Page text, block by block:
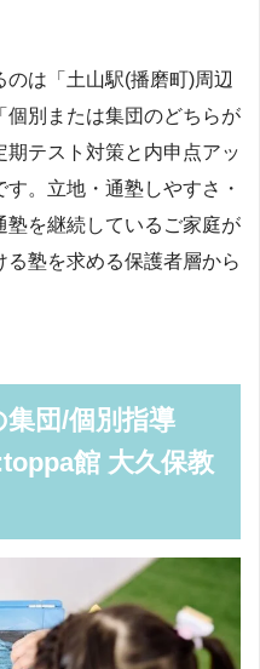
のは「土山駅(播磨町)周辺
別または集団のどちらが
テスト対策と内申点アッ
。立地・通塾しやすさ・
を継続しているご家庭が
塾を求める保護者層から
団/個別指導
館 大久保教